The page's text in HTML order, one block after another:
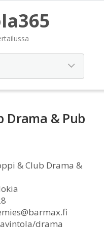
Drama & Pub
& Club Drama &
drama